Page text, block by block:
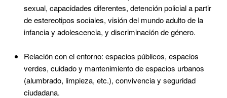
sexual, capacidades diferentes, detención policial a partir
de estereotipos sociales, visión del mundo adulto de la
infancia y adolescencia, y discriminación de género.
Relación con el entorno: espacios públicos, espacios
verdes, cuidado y mantenimiento de espacios urbanos
(alumbrado, limpieza, etc.), convivencia y seguridad
ciudadana.